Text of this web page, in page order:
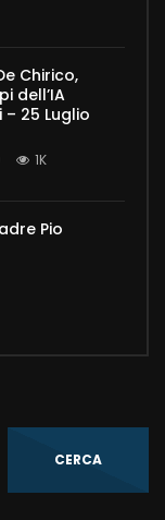
Chirico,
dell’IA
25 Luglio
1K
Pio
CERCA